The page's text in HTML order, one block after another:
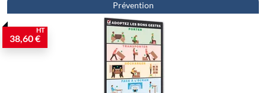
Prévention
38,60 €
HT